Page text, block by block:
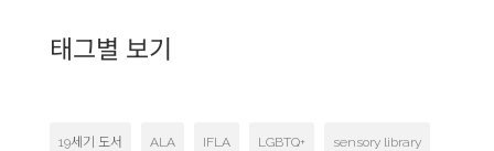
태그별 보기
19세기 도서 ALA IFLA LGBTQ+ sensory library